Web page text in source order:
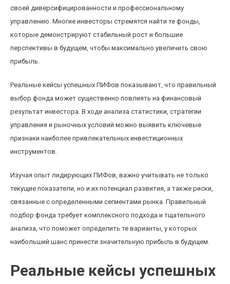
своей диверсифицированности и профессиональному
управлению. Многие инвесторы стремятся найти те фонды,
которые демонстрируют стабильный рост и большие
перспективы в будущем, чтобы максимально увеличить свою
прибыль.
Реальные кейсы успешных ПИФов показывают, что правильный
выбор фонда может существенно повлиять на финансовый
результат инвестора. В ходе анализа статистики, стратегии
управления и рыночных условий можно выявить ключевые
признаки наиболее привлекательных инвестиционных
инструментов.
Изучая опыт лидирующих ПИФов, важно учитывать не только
текущие показатели, но и их потенциал развития, а также риски,
связанные с определенными сегментами рынка. Правильный
подбор фонда требует комплексного подхода и тщательного
анализа, что поможет определить те варианты, у которых
наибольший шанс принести значительную прибыль в будущем.
Реальные кейсы успешных